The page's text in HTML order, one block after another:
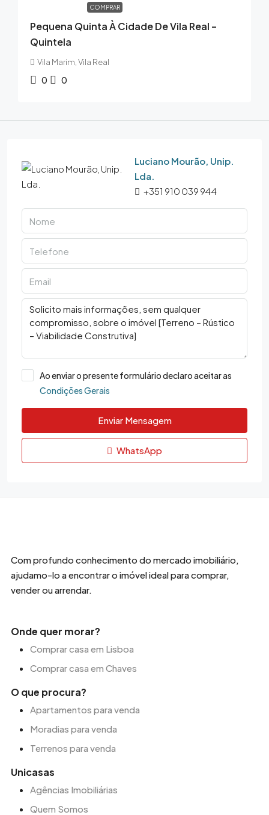
COMPRAR
Pequena Quinta À Cidade De Vila Real –
Quintela
Vila Marim, Vila Real
0 0
Luciano Mourão, Unip.
Lda.
+351 910 039 944
Ao enviar o presente formulário declaro aceitar as
Condições Gerais
Enviar Mensagem
WhatsApp
Com profundo conhecimento do mercado imobiliário,
ajudamo-lo a encontrar o imóvel ideal para comprar,
vender ou arrendar.
Onde quer morar?
Comprar casa em Lisboa
Comprar casa em Chaves
O que procura?
Apartamentos para venda
Moradias para venda
Terrenos para venda
Unicasas
Agências Imobiliárias
Quem Somos